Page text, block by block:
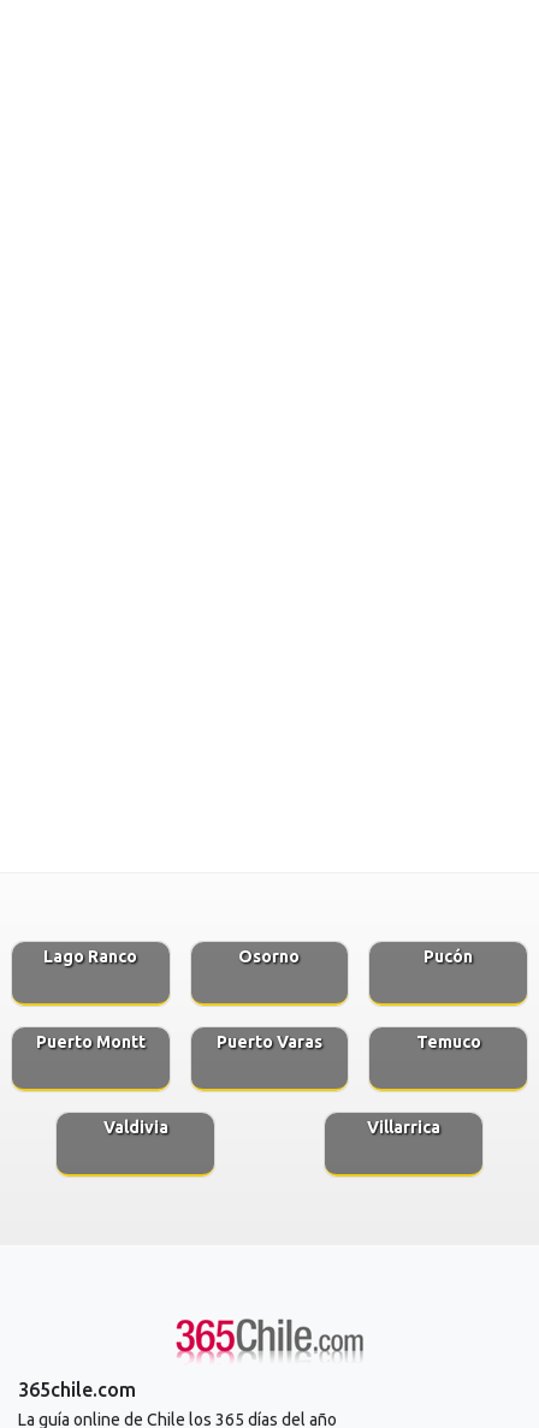
Lago Ranco Osorno Pucón
Puerto Montt Puerto Varas Temuco
Valdivia Villarrica
365chile.com
La guía online de Chile los 365 días del año